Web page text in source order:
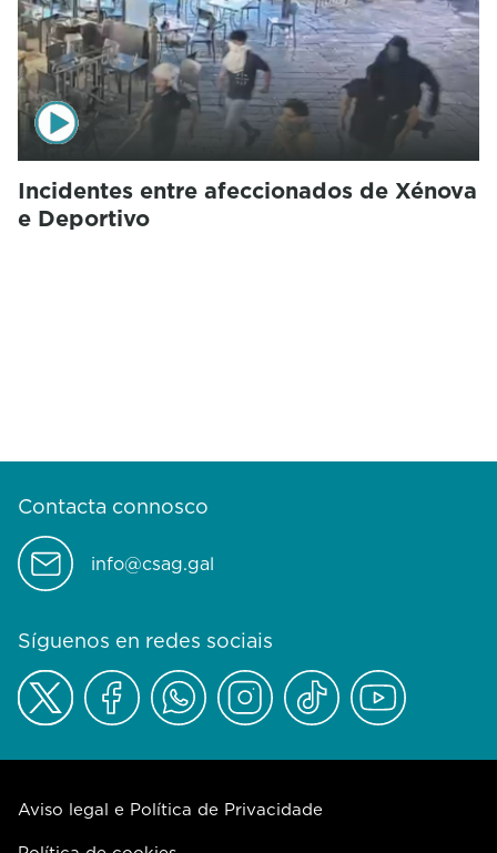
Incidentes entre afeccionados de Xénova
e Deportivo
Contacta connosco
info@csag.gal
Síguenos en redes sociais
Aviso legal e Política de Privacidade